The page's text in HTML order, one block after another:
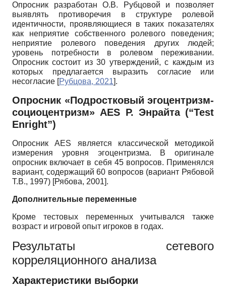
Опросник разработан О.В. Рубцовой и позволяет
выявлять противоречия в структуре ролевой
идентичности, проявляющиеся в таких показателях
как неприятие собственного ролевого поведения;
неприятие ролевого поведения других людей;
уровень потребности в ролевом переживании.
Опросник состоит из 30 утверждений, с каждым из
которых предлагается выразить согласие или
несогласие [Рубцова, 2021].
Опросник «Подростковый эгоцентризм-
социоцентризм» AES Р. Энрайта (“Test
Enright”)
Опросник AES является классической методикой
измерения уровня эгоцентризма. В оригинале
опросник включает в себя 45 вопросов. Применялся
вариант, содержащий 60 вопросов (вариант Рябовой
Т.В., 1997) [Рябова, 2001].
Дополнительные переменные
Кроме тестовых переменных учитывался также
возраст и игровой опыт игроков в годах.
Результаты сетевого
корреляционного анализа
Характеристики выборки